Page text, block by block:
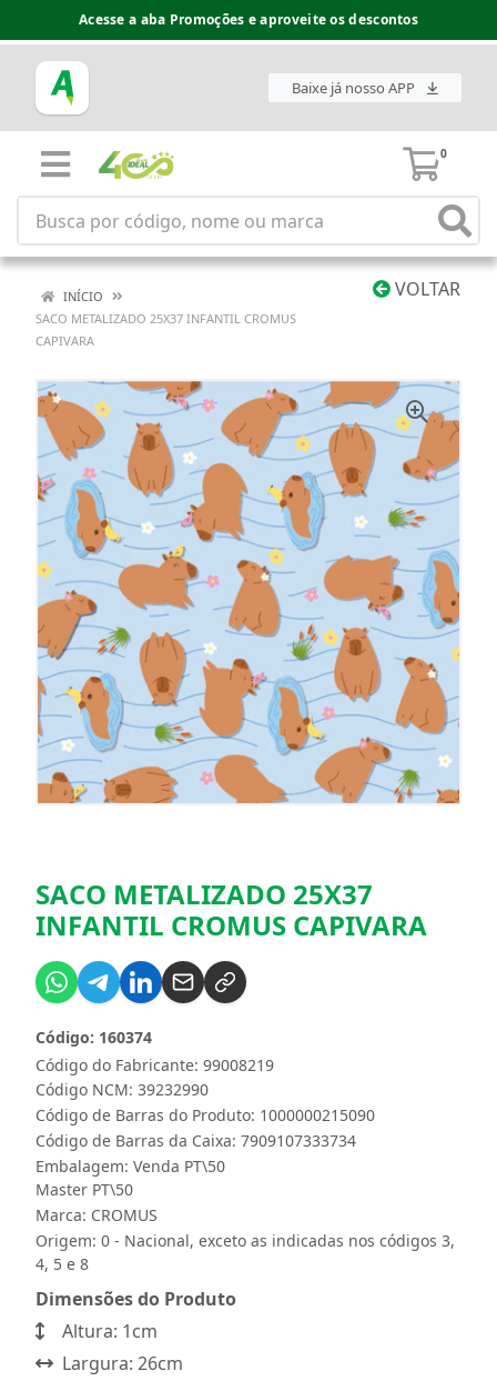
Acesse a aba Promoções e aproveite os descontos
Baixe já nosso APP
0
VOLTAR
INÍCIO
SACO METALIZADO 25X37 INFANTIL CROMUS
CAPIVARA
SACO METALIZADO 25X37
INFANTIL CROMUS CAPIVARA
Código do Fabricante: 99008219
Código: 160374
Código NCM: 39232990
Código de Barras do Produto: 1000000215090
Código de Barras da Caixa: 7909107333734
Embalagem: Venda PT\50
Master PT\50
Marca: CROMUS
Origem: 0 - Nacional, exceto as indicadas nos códigos 3,
4, 5 e 8
Dimensões do Produto
Altura: 1cm
Largura: 26cm